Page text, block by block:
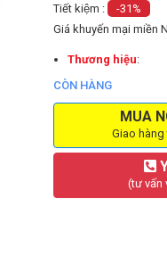
Tiết kiệm :
-31%
Giá khuyến mại miền
Thương hiệu:
CÒN HÀNG
MUA
Giao hàng
(tư vấn